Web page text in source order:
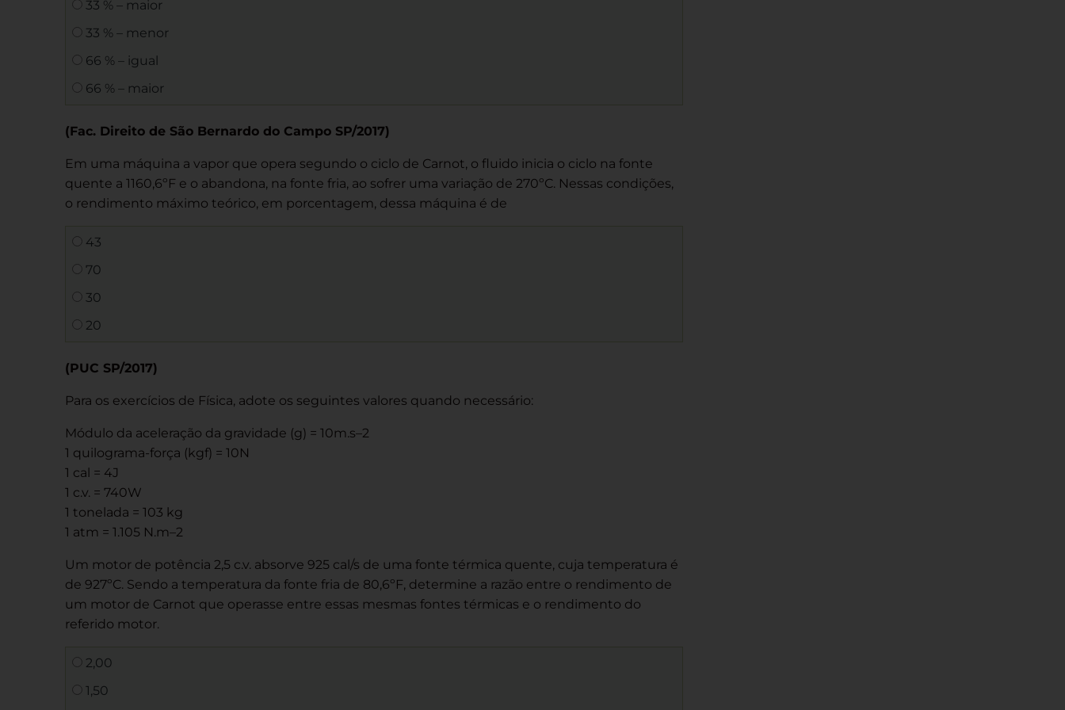
33 % – maior
33 % – menor
66 % – igual
66 % – maior
(Fac. Direito de São Bernardo do Campo SP/2017)
Em uma máquina a vapor que opera segundo o ciclo de Carnot, o fluido inicia o ciclo na fonte
quente a 1160,6ºF e o abandona, na fonte fria, ao sofrer uma variação de 270ºC. Nessas condições,
o rendimento máximo teórico, em porcentagem, dessa máquina é de
43
70
30
20
(PUC SP/2017)
Para os exercícios de Física, adote os seguintes valores quando necessário:
Módulo da aceleração da gravidade (g) = 10m.s–2
1 quilograma-força (kgf) = 10N
1 cal = 4J
1 c.v. = 740W
1 tonelada = 103 kg
1 atm = 1.105 N.m–2
Um motor de potência 2,5 c.v. absorve 925 cal/s de uma fonte térmica quente, cuja temperatura é
de 927ºC. Sendo a temperatura da fonte fria de 80,6ºF, determine a razão entre o rendimento de
um motor de Carnot que operasse entre essas mesmas fontes térmicas e o rendimento do
referido motor.
2,00
1,50